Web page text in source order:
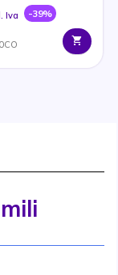
Iva -39%